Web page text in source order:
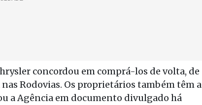
concordou em comprá-los de volta, de
Rodovias. Os proprietários também têm a
a Agência em documento divulgado há